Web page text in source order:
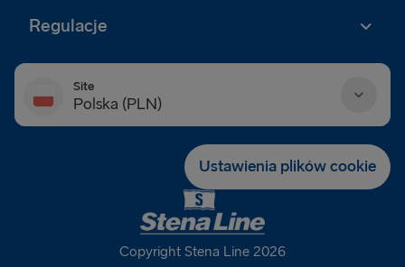
Regulacje
Site
Polska (PLN)
Ustawienia plików cookie
Copyright Stena Line 2026